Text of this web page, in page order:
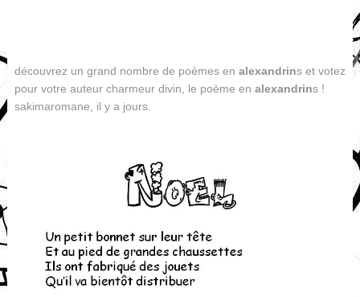
découvrez un grand nombre de poèmes en alexandrins et votez
pour votre auteur charmeur divin, le poème en alexandrins !
sakimaromane, il y a jours.